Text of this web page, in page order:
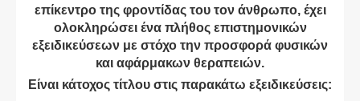
επίκεντρο της φροντίδας του τον άνθρωπο, έχει
ολοκληρώσει ένα πλήθος επιστημονικών
εξειδικεύσεων με στόχο την προσφορά φυσικών
και αφάρμακων θεραπειών.
Είναι κάτοχος τίτλου στις παρακάτω εξειδικεύσεις: